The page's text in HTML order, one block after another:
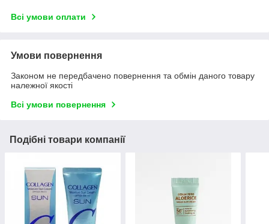
Всі умови оплати
Умови повернення
Законом не передбачено повернення та обмін даного товару
належної якості
Всі умови повернення
Подібні товари компанії